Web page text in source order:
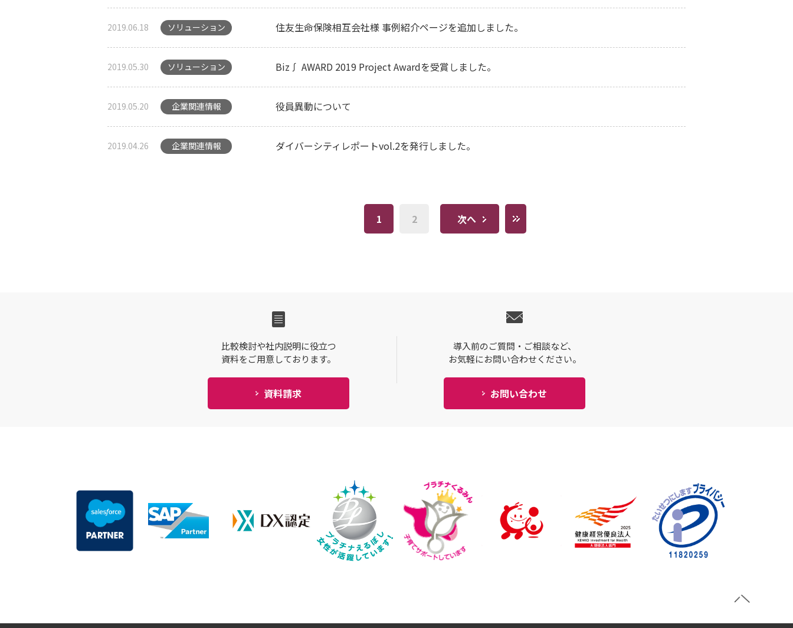
2019.06.18 ソリューション 住友生命保険相互会社様 事例紹介ページを追加しました。
2019.05.30 ソリューション Biz∫ AWARD 2019 Project Awardを受賞しました。
2019.05.20 企業関連情報 役員異動について
2019.04.26 企業関連情報 ダイバーシティレポートvol.2を発行しました。
1 2 次へ
比較検討や社内説明に役立つ
資料をご用意しております。
資料請求
導入前のご質問・ご相談など、
お気軽にお問い合わせください。
お問い合わせ